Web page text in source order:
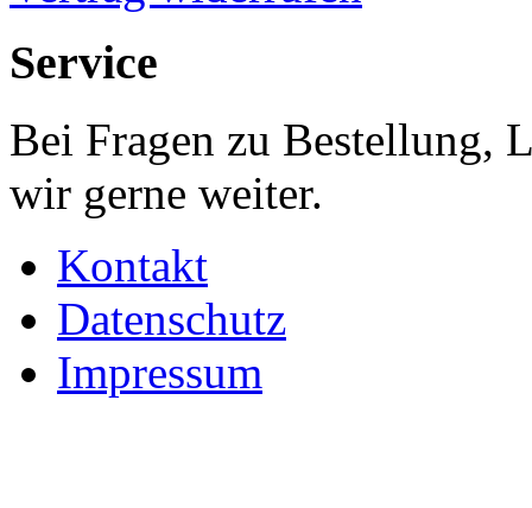
Service
Bei Fragen zu Bestellung,
wir gerne weiter.
Kontakt
Datenschutz
Impressum